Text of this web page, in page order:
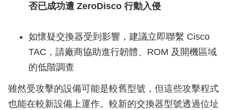
否已成功遭 ZeroDisco 行動入侵
如懷疑交換器受到影響，建議立即聯繫 Cisco
TAC，請廠商協助進行韌體、ROM 及開機區域
的低階調查
雖然受攻擊的設備可能是較舊型號，但這些攻擊程式
也能在較新設備上運作。較新的交換器型號透過位址